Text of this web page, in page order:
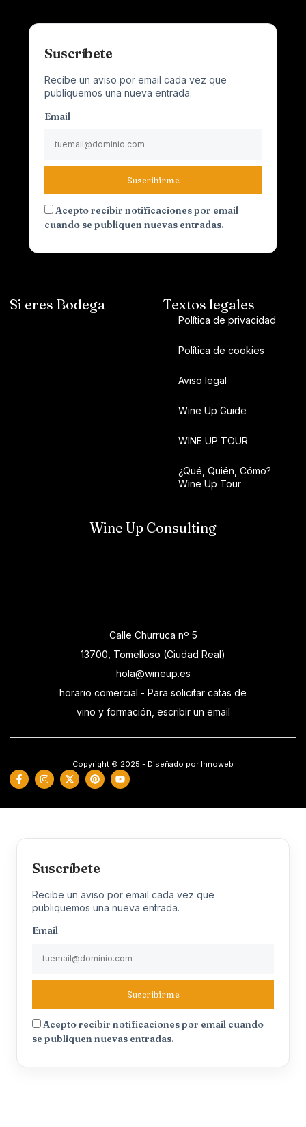
Suscríbete
Recibe un aviso por email cada vez que
publiquemos una nueva entrada.
Email
Suscribirme
Acepto recibir notificaciones por email
cuando se publiquen nuevas entradas.
Si eres Bodega Textos legales
Política de privacidad
Política de cookies
Aviso legal
Wine Up Guide
WINE UP TOUR
¿Qué, Quién, Cómo?
Wine Up Tour
Wine Up Consulting
Calle Churruca nº 5
13700, Tomelloso (Ciudad Real)
hola@wineup.es
horario comercial - Para solicitar catas de
vino y formación, escribir un email
Copyright © 2025 - Diseñado por Innoweb
Suscríbete
Recibe un aviso por email cada vez que
publiquemos una nueva entrada.
Email
Suscribirme
Acepto recibir notificaciones por email cuando
se publiquen nuevas entradas.